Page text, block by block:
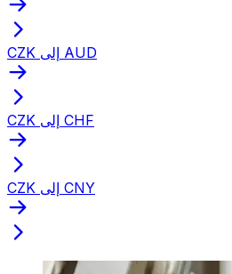
CZK إلى AUD
CZK إلى CHF
CZK إلى CNY